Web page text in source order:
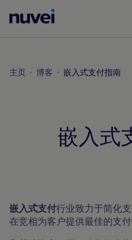
主
主页 博客 嵌入式支付指南
嵌入式
嵌入式支付行业致力于简化
在竞相为客户提供最佳的支付